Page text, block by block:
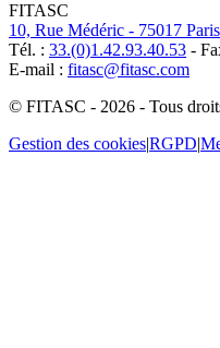
FITASC
10, Rue Médéric - 75017
Tél. : 33.(0)1.42.93.40.53 -
E-mail : fitasc@fitasc.com
© FITASC - 2026 - Tous
Gestion des cookies|RGPD|